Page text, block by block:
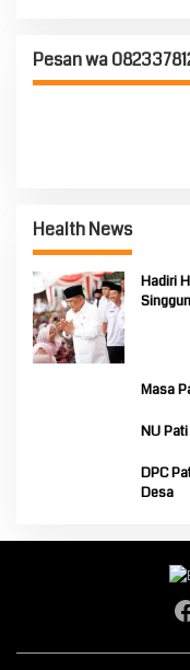
Pesan wa
Health News
Hadiri
Masa
NU
DPC
Desa